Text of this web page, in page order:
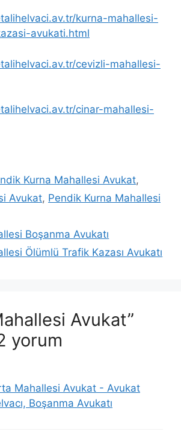
kurna-mahallesi-
avukati.html
cevizli-mahallesi-
cinar-mahallesi-
Kurna Mahallesi Avukat,
Avukat, Pendik Kurna Mahallesi
Boşanma Avukatı
Ölümlü Trafik Kazası Avukatı
Avukat”
yorum
Mahallesi Avukat - Avukat
Boşanma Avukatı